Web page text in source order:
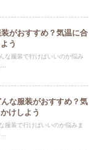
がおすすめ？気温に合
う
な服装で行けばいいのか悩み
...
な服装がおすすめ？気
けしよう
服装で行けばいいのか悩みま